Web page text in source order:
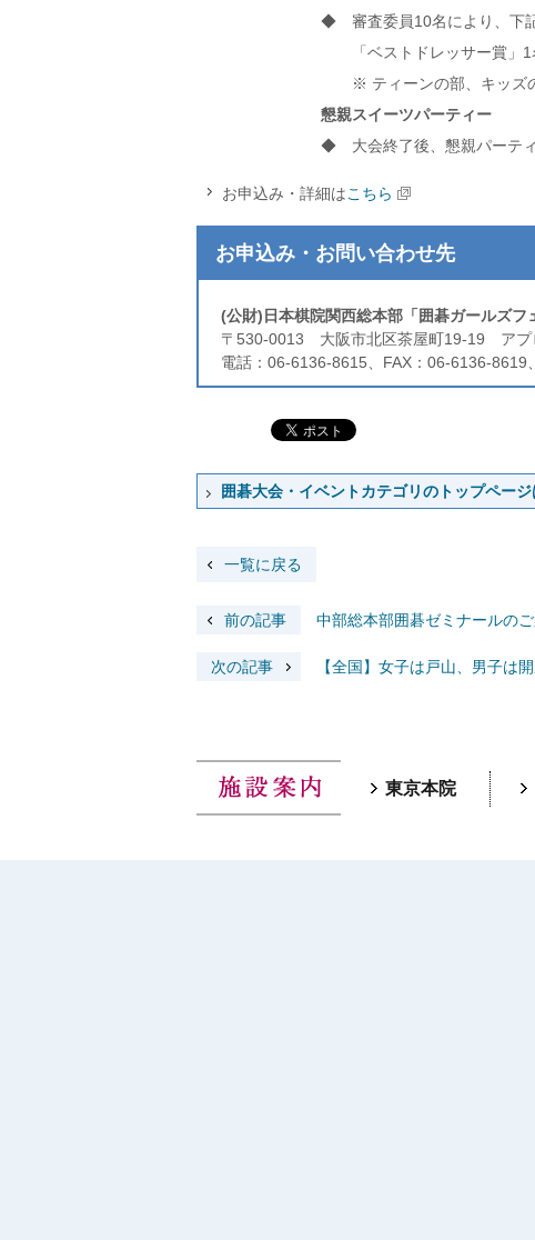
◆ 審査委員10名により、下記
「ベストドレッサー賞
※ ティーンの部、キッズ
懇親スイーツパーティー
◆ 大会終了後、懇親パーティ
お申込み・詳細はこちら
お申込み・お問い合わせ先
(公財)日本棋院関西総本部「囲碁ガールズ
〒530-0013 大阪市北区茶屋町19-19 アプ
電話：06-6136-8615、FAX：06-6136-8619
囲碁大会・イベントカテゴリのトップペー
一覧に戻る
前の記事 中部総本部囲碁ゼミナールの
次の記事 【全国】女子は戸山、男子は
東京本院